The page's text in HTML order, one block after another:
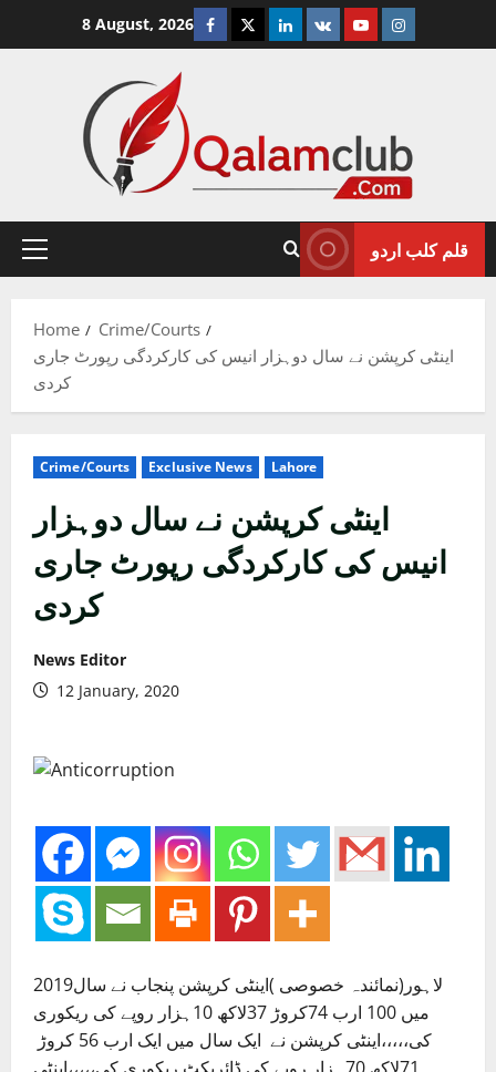
8 August, 2026 Facebook
TwitterLinkedin
VK YoutubeInstagram
Primary
قلم کلب اردو
Home
Crime/Courts
اینٹی کرپشن نے سال دوہزار انیس کی کارکردگی رپورٹ جاری
کردی
Crime/Courts Exclusive News Lahore
اینٹی کرپشن نے سال دوہزار
انیس کی کارکردگی رپورٹ جاری
کردی
News Editor
12 January, 2020
لاہور(نمائندہ خصوصی )اینٹی کرپشن پنجاب نے سال2019
میں 100 ارب 74کروڑ 37لاکھ 10ہزار روپے کی ریکوری
کی،،،،،اینٹی کرپشن نے ایک سال میں ایک ارب 56 کروڑ